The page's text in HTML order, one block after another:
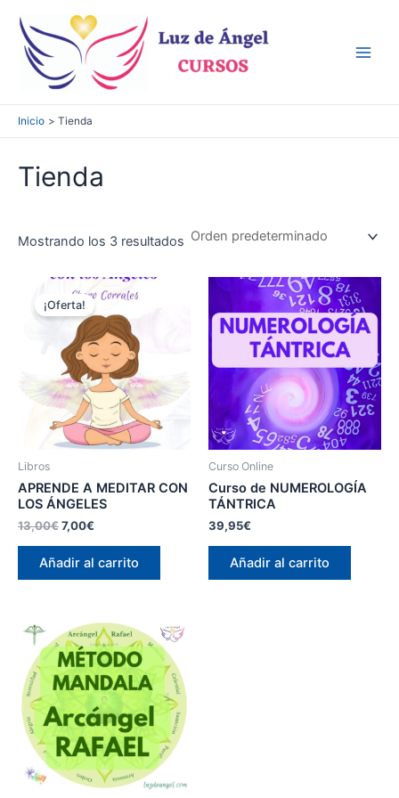
contenido
Inicio Tienda
Tienda
Mostrando los 3 resultados
¡Oferta!
Libros
APRENDE A MEDITAR CON
LOS ÁNGELES
13,00€El
original
era:
7,00€
actual
es:
Añadir al carrito
Curso Online
Curso de NUMEROLOGÍA
TÁNTRICA
39,95€
Añadir al carrito